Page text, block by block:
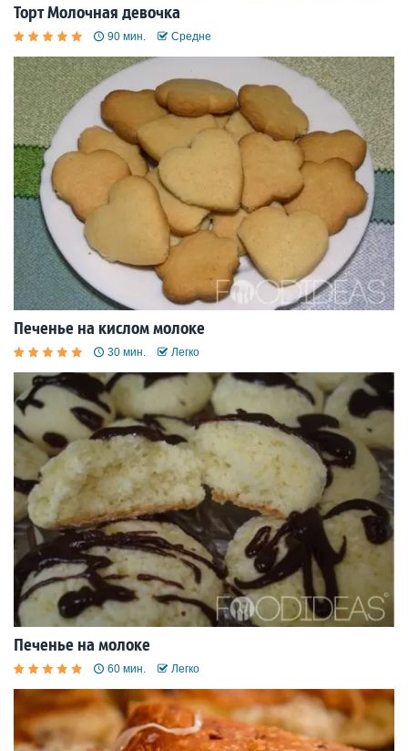
Торт Молочная девочка
90 мин. Средне
Печенье на кислом молоке
30 мин. Легко
Печенье на молоке
60 мин. Легко